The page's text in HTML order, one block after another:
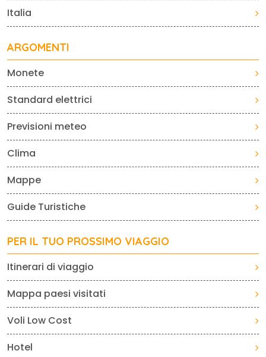
Italia
ARGOMENTI
Monete
Standard elettrici
Previsioni meteo
Clima
Mappe
Guide Turistiche
PER IL TUO PROSSIMO VIAGGIO
Itinerari di viaggio
Mappa paesi visitati
Voli Low Cost
Hotel